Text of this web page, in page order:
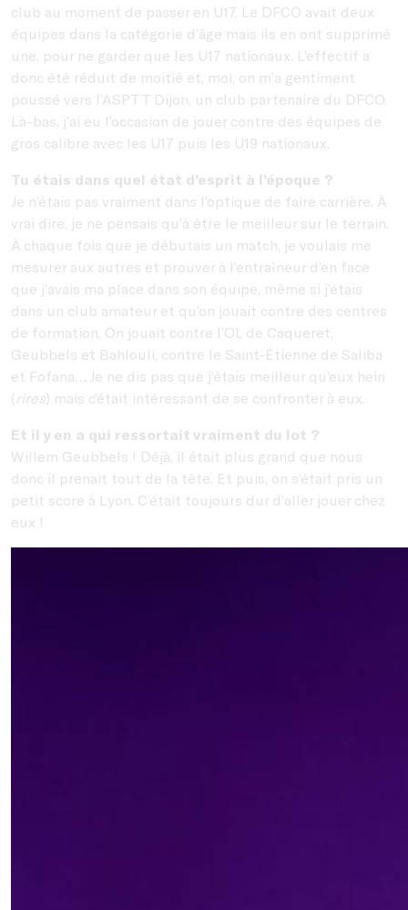
club au moment de passer en U17. Le DFCO avait deux
équipes dans la catégorie d’âge mais ils en ont supprimé
une, pour ne garder que les U17 nationaux. L’effectif a
donc été réduit de moitié et, moi, on m’a gentiment
poussé vers l’ASPTT Dijon, un club partenaire du DFCO.
Là-bas, j’ai eu l’occasion de jouer contre des équipes de
gros calibre avec les U17 puis les U19 nationaux.
Tu étais dans quel état d’esprit à l’époque ?
Je n’étais pas vraiment dans l’optique de faire carrière. À
vrai dire, je ne pensais qu’à être le meilleur sur le terrain.
À chaque fois que je débutais un match, je voulais me
mesurer aux autres et prouver à l’entraîneur d’en face
que j’avais ma place dans son équipe, même si j’étais
dans un club amateur et qu’on jouait contre des centres
de formation. On jouait contre l’OL de Caqueret,
Geubbels et Bahlouli, contre le Saint-Étienne de Saliba
et Fofana… Je ne dis pas que j’étais meilleur qu’eux hein
(rires) mais c’était intéressant de se confronter à eux.
Et il y en a qui ressortait vraiment du lot ?
Willem Geubbels ! Déjà, il était plus grand que nous
donc il prenait tout de la tête. Et puis, on s’était pris un
petit score à Lyon. C’était toujours dur d’aller jouer chez
eux !